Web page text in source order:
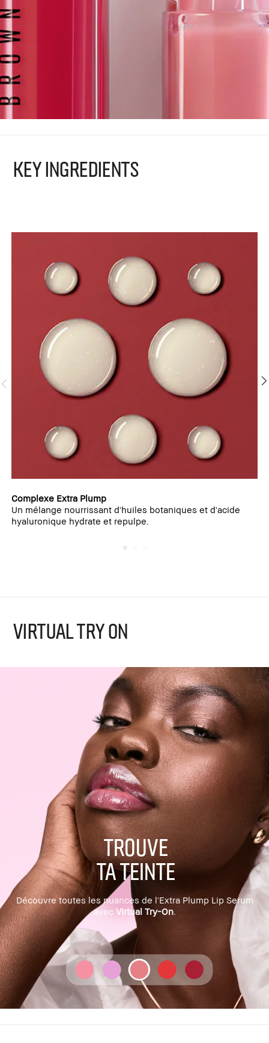
KEY INGREDIENTS
Complexe Extra Plump
Un mélange nourrissant d'huiles botaniques et d'acide
hyaluronique hydrate et repulpe.
VIRTUAL TRY ON
TROUVE
TA TEINTE
Découvre toutes les nuances de l'Extra Plump Lip Serum
avec Virtual Try-On.